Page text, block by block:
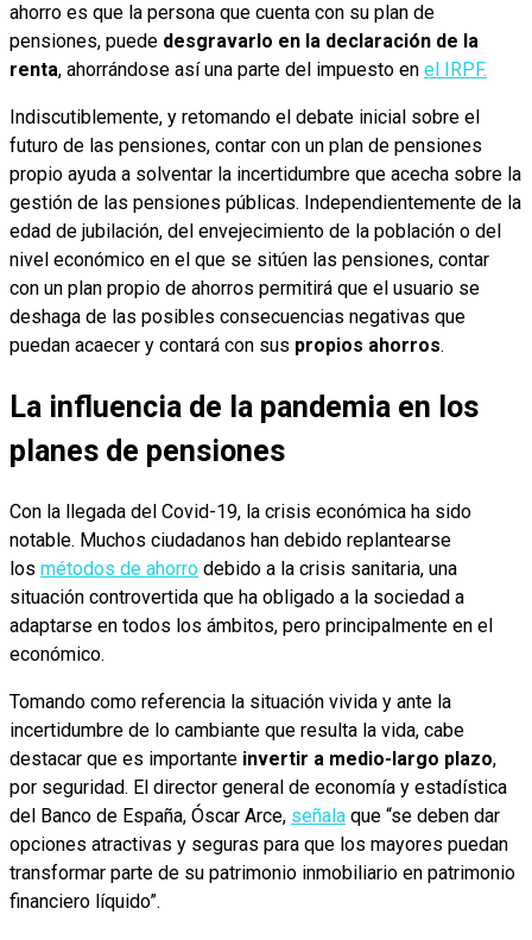
ahorro es que la persona que cuenta con su plan de
pensiones, puede desgravarlo en la declaración de la
renta, ahorrándose así una parte del impuesto en el IRPF.
Indiscutiblemente, y retomando el debate inicial sobre el
futuro de las pensiones, contar con un plan de pensiones
propio ayuda a solventar la incertidumbre que acecha sobre la
gestión de las pensiones públicas. Independientemente de la
edad de jubilación, del envejecimiento de la población o del
nivel económico en el que se sitúen las pensiones, contar
con un plan propio de ahorros permitirá que el usuario se
deshaga de las posibles consecuencias negativas que
puedan acaecer y contará con sus propios ahorros.
La influencia de la pandemia en los
planes de pensiones
Con la llegada del Covid-19, la crisis económica ha sido
notable. Muchos ciudadanos han debido replantearse
los métodos de ahorro debido a la crisis sanitaria, una
situación controvertida que ha obligado a la sociedad a
adaptarse en todos los ámbitos, pero principalmente en el
económico.
Tomando como referencia la situación vivida y ante la
incertidumbre de lo cambiante que resulta la vida, cabe
destacar que es importante invertir a medio-largo plazo,
por seguridad. El director general de economía y estadística
del Banco de España, Óscar Arce, señala que “se deben dar
opciones atractivas y seguras para que los mayores puedan
transformar parte de su patrimonio inmobiliario en patrimonio
financiero líquido”.